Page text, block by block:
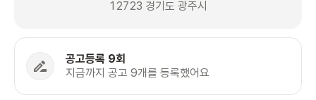
12723 경기도 광주시
공고등록 9회
지금까지 공고 9개를 등록했어요